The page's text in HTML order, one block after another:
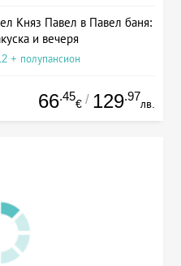
Княз Павел в Павел баня:
и вечеря
+ полупансион
66.45
€ / 129.97
лв.